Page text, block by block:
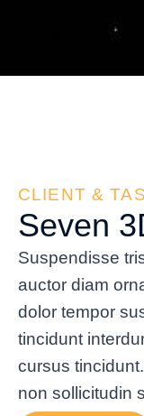
CLIENT &
Seven
Suspendisse
auctor diam
dolor tempor
tincidunt
cursus
non sollicitudin